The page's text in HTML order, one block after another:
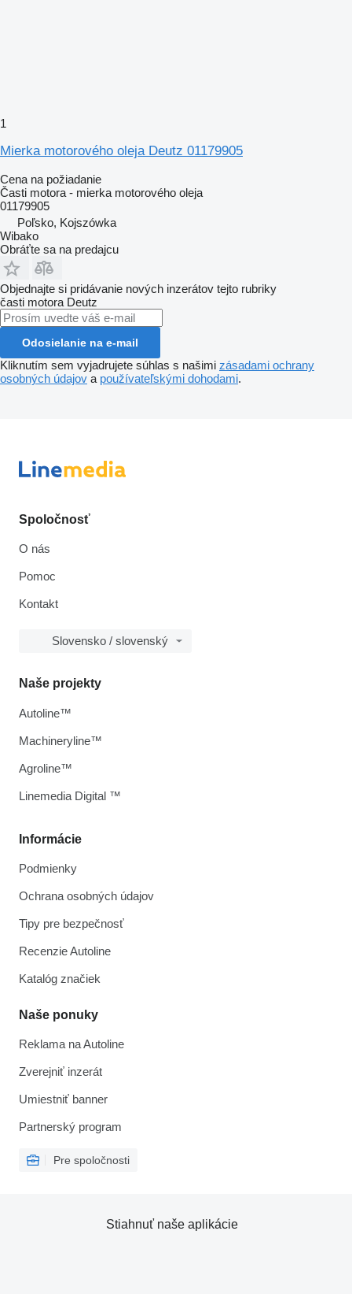
1
Mierka motorového oleja Deutz 01179905
Cena na požiadanie
Časti motora - mierka motorového oleja
01179905
Poľsko, Kojszówka
Wibako
Obráťte sa na predajcu
Objednajte si pridávanie nových inzerátov tejto rubriky
časti motora Deutz
Odosielanie na e-mail
Kliknutím sem vyjadrujete súhlas s našimi zásadami ochrany
osobných údajov a používateľskými dohodami.
Spoločnosť
O nás
Pomoc
Kontakt
Slovensko / slovenský
Informácie
Podmienky
Ochrana osobných údajov
Tipy pre bezpečnosť
Recenzie Autoline
Katalóg značiek
Naše ponuky
Reklama na Autoline
Zverejniť inzerát
Umiestniť banner
Partnerský program
Pre spoločnosti
Naše projekty
Autoline™
Machineryline™
Agroline™
Linemedia Digital ™
Stiahnuť naše aplikácie